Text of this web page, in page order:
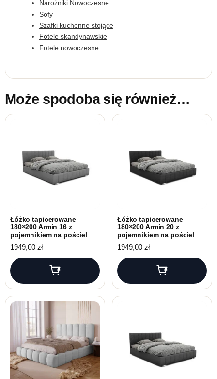
Narożniki Nowoczesne
Sofy
Szafki kuchenne stojące
Fotele skandynawskie
Fotele nowoczesne
Może spodoba się również…
Łóżko tapicerowane
180×200 Armin 16 z
pojemnikiem na pościel
1949,00 zł
Łóżko tapicerowane
180×200 Armin 20 z
pojemnikiem na pościel
1949,00 zł